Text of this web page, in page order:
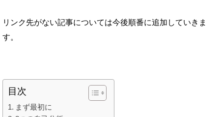
リンク先がない記事については今後順番に追加していきま
す。
目次
まず最初に